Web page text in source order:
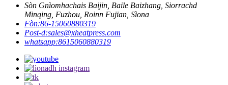
Sòn Gnìomhachais Baijin, Baile Baizhang, Siorrachd
Minqing, Fuzhou, Roinn Fujian, Sìona
Fòn:86-15060880319
Post-d:sales@xheatpress.com
whatsapp:8615060880319